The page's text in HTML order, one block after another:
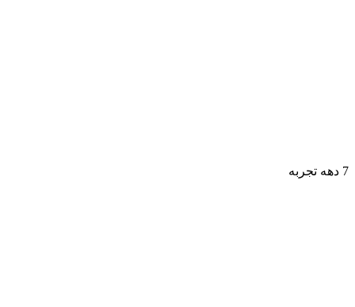
7 دهه تجربه